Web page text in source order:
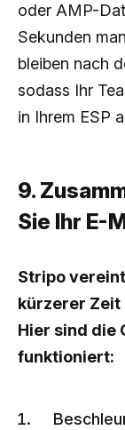
oder AMP-
Sekunden
bleiben nach
sodass Ihr
in Ihrem ESP
9.
Sie Ihr E-
Stripo
kürzerer Zeit
Hier sind die
funktioniert: